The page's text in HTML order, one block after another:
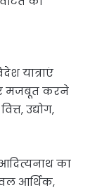
यात्राएं
मजबूत करने
उद्योग,
आदित्यनाथ का
आर्थिक,